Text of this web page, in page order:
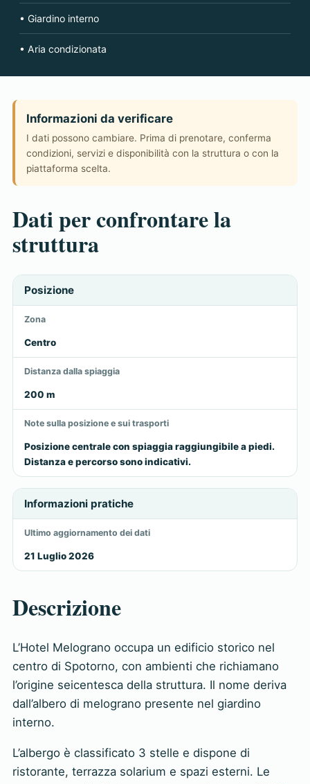
• Giardino interno
• Aria condizionata
Informazioni da verificare
I dati possono cambiare. Prima di prenotare, conferma
condizioni, servizi e disponibilità con la struttura o con la
piattaforma scelta.
Dati per confrontare la
struttura
Posizione
Zona
Centro
Distanza dalla spiaggia
200 m
Note sulla posizione e sui trasporti
Posizione centrale con spiaggia raggiungibile a piedi.
Distanza e percorso sono indicativi.
Informazioni pratiche
Ultimo aggiornamento dei dati
21 Luglio 2026
Descrizione
L’Hotel Melograno occupa un edificio storico nel
centro di Spotorno, con ambienti che richiamano
l’origine seicentesca della struttura. Il nome deriva
dall’albero di melograno presente nel giardino
interno.
L’albergo è classificato 3 stelle e dispone di
ristorante, terrazza solarium e spazi esterni. Le